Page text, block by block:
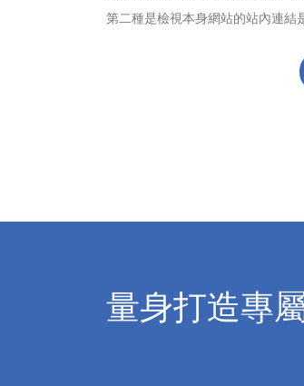
第二種是檢視本身網站的站內連結
量身打造專